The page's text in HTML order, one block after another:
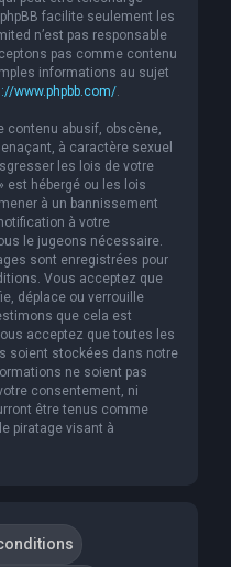
facilite seulement les
n’est pas responsable
pas comme contenu
informations au sujet
www.phpbb.com/.
contenu abusif, obscène,
à caractère sexuel
les lois de votre
est hébergé ou les lois
à un bannissement
à votre
le jugeons nécessaire.
sont enregistrées pour
Vous acceptez que
déplace ou verrouille
que cela est
acceptez que toutes les
soient stockées dans notre
ne soient pas
consentement, ni
être tenus comme
piratage visant à